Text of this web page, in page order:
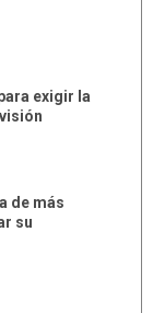
exigir la
de más
su